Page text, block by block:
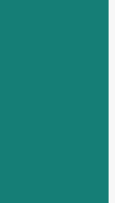
om pris,
en rotfylling,
dyr? En